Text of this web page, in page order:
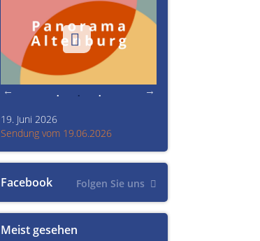
Über Text-Fails,
den Prinzenraub
Meist gesehen
Facebook Folgen Sie uns
19. Juni 2026
Sendung vom 19.06.2026